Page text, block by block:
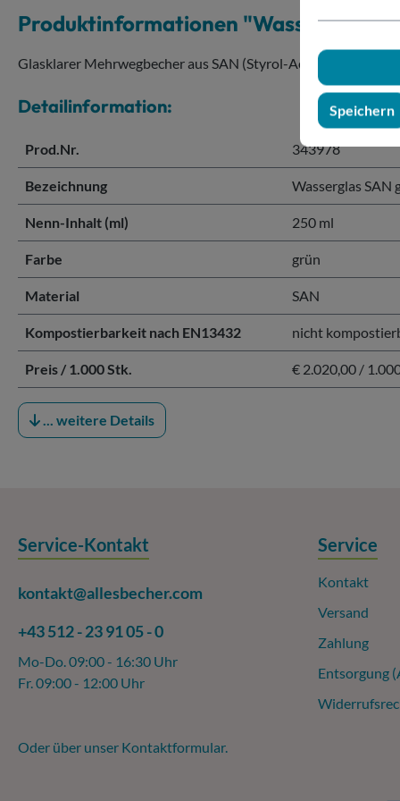
Produktinformationen "Wasserglas
Glasklarer Mehrwegbecher aus SAN (Styrol-Acrylnitri)
Detailinformation:
Prod.Nr. 343978
Bezeichnung Wasserglas SAN
Nenn-Inhalt (ml) 250 ml
Farbe grün
Material SAN
Kompostierbarkeit nach EN13432 nicht
Preis / 1.000 Stk. € 2.020,00 /
... weitere Details
Service-Kontakt
kontakt@allesbecher.com
+43 512 - 23 91 05 - 0
Mo-Do. 09:00 - 16:30 Uhr
Fr. 09:00 - 12:00 Uhr
Oder über unser Kontaktformular.
Service
Kontakt
Versand
Zahlung
Entsorgung
Speichern